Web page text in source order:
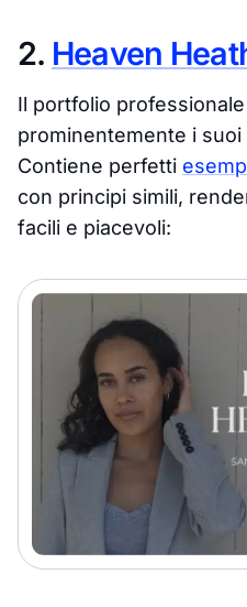
2. Heaven
Il portfolio
prominentemente i suoi
Contiene perfetti
con principi simili,
facili e piacevoli: